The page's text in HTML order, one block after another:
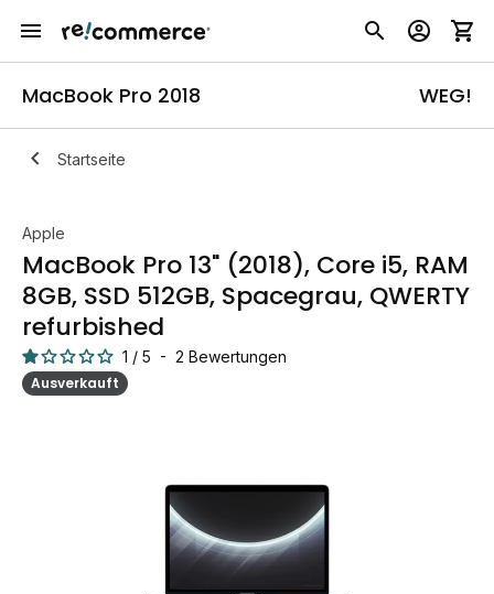
MacBook Pro 2018 WEG!
Startseite
Apple
MacBook Pro 13" (2018), Core i5, RAM
8GB, SSD 512GB, Spacegrau, QWERTY
refurbished
1 / 5 - 2 Bewertungen
Ausverkauft